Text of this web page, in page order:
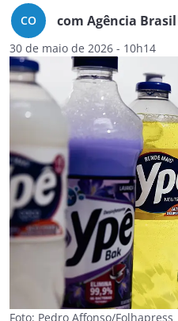
CO com Agência Brasil
30 de maio de 2026 - 10h14
Foto: Pedro Affonso/Folhapress